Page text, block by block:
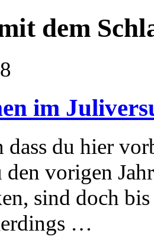
dem
im
dass du hier
vorigen
sind doch
…